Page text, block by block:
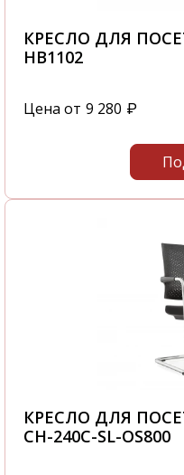
3 black. Вы
оформить заказ
большого
С нашей компании
качественную
сроки.
Звоните нам по
или посетите наш
располагается по
УНЦ Ленинский р-
КРЕСЛО ДЛЯ
HB1102
Цена от 9 280 ₽
КРЕСЛО ДЛЯ
CH-240C-SL-OS800